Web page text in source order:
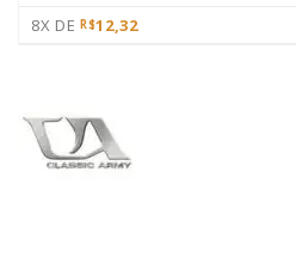
8X DE R$12,32